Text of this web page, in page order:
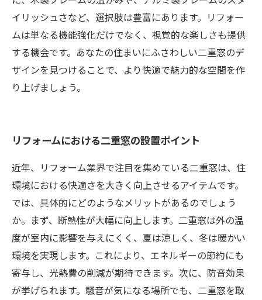
イリッシュさなど、選択肢は豊富にあります。リフォー
ムは単なる機能強化だけでなく、視覚的な楽しさも提供
する機会です。あなたの住まいにふさわしい二重窓のデ
ザインを見つけることで、より快適で魅力的な空間を作
り上げましょう。
リフォームにおける二重窓の設置ポイント
近年、リフォーム業界で注目を集めている二重窓は、住
環境における快適さを大きく向上させるアイテムです。
では、具体的にどのようなメリットがあるのでしょう
か。まず、断熱性が大幅に向上します。二重窓は外の温
度が室内に影響を与えにくく、夏は涼しく、冬は暖かい
環境を実現します。これにより、エネルギーの節約にも
寄与し、光熱費の削減が期待できます。次に、防音効果
が挙げられます。騒音が気になる場所でも、二重窓を取